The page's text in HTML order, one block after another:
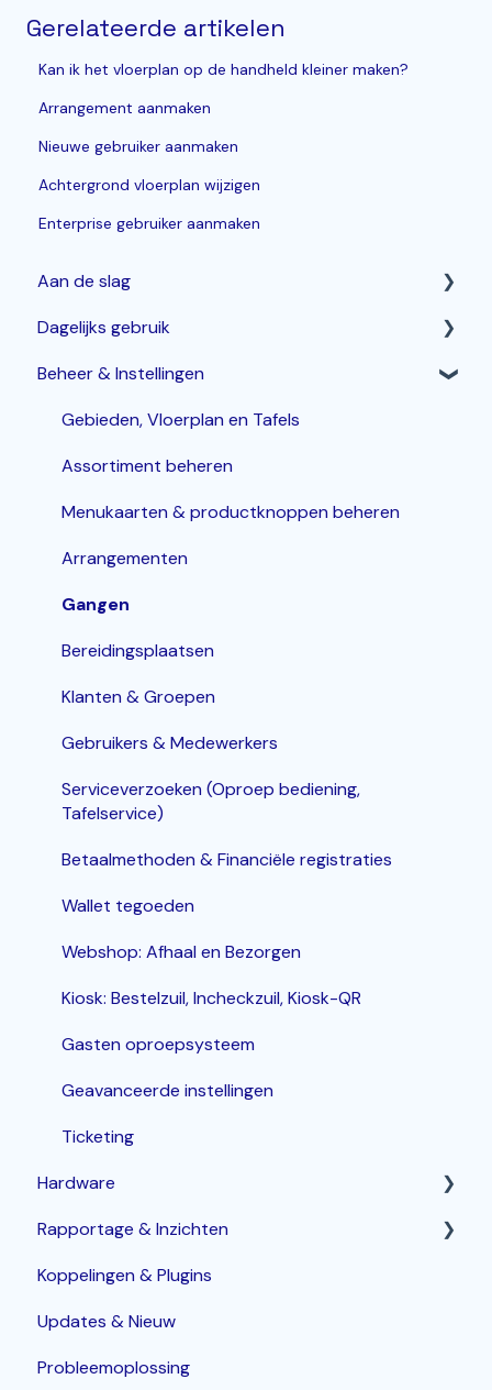
Gerelateerde artikelen
Kan ik het vloerplan op de handheld kleiner maken?
Arrangement aanmaken
Nieuwe gebruiker aanmaken
Achtergrond vloerplan wijzigen
Enterprise gebruiker aanmaken
Aan de slag
Horeca Kassasysteem
Webshop: Afhaal- en Bezorgen
Bestelzuil en Kiosk-QR
Dagelijks gebruik
Betalen & corrigeren
Bestellingen invoeren & bewerken
Korting
Inloggen, In- en Uitklokken
KDS / Bestellingenscherm
Groepen
Beheer & Instellingen
Gebieden, Vloerplan en Tafels
Assortiment beheren
Menukaarten & productknoppen beheren
Arrangementen
Gangen
Bereidingsplaatsen
Klanten & Groepen
Gebruikers & Medewerkers
Serviceverzoeken (Oproep bediening,
Tafelservice)
Betaalmethoden & Financiële registraties
Wallet tegoeden
Webshop: Afhaal en Bezorgen
Kiosk: Bestelzuil, Incheckzuil, Kiosk-QR
Gasten oproepsysteem
Geavanceerde instellingen
Ticketing
Hardware
Router
POS terminals
Bonprinters
Kassalade
Rapportage & Inzichten
Geavanceerde opties
Koppelingen & Plugins
Updates & Nieuw
Probleemoplossing